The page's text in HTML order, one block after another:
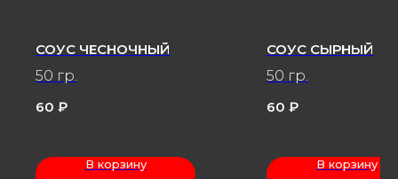
СОУС ЧЕСНОЧНЫЙ
50 гр.
60 ₽
В корзину
СОУС СЫРНЫЙ
50 гр.
60 ₽
В корзину